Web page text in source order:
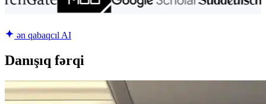
ən qabaqcıl AI
Danışıq fərqi